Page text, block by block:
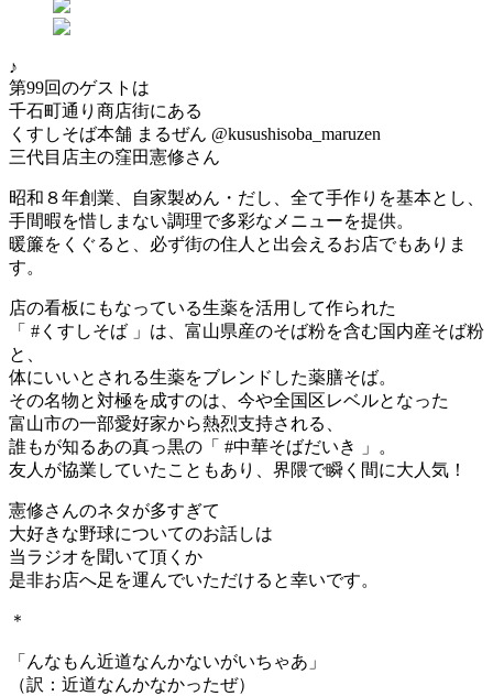
♪
第99回のゲストは
千石町通り商店街にある
くすしそば本舗 まるぜん @kusushisoba_maruzen
三代目店主の窪田憲修さん
昭和８年創業、自家製めん・だし、全て手作りを基本とし、
手間暇を惜しまない調理で多彩なメニューを提供。
暖簾をくぐると、必ず街の住人と出会えるお店でもありま
す。
店の看板にもなっている生薬を活用して作られた
「 #くすしそば 」は、富山県産のそば粉を含む国内産そば粉
と、
体にいいとされる生薬をブレンドした薬膳そば。
その名物と対極を成すのは、今や全国区レベルとなった
富山市の一部愛好家から熱烈支持される、
誰もが知るあの真っ黒の「 #中華そばだいき 」。
友人が協業していたこともあり、界隈で瞬く間に大人気！
憲修さんのネタが多すぎて
大好きな野球についてのお話しは
当ラジオを聞いて頂くか
是非お店へ足を運んでいただけると幸いです。
＊
「んなもん近道なんかないがいちゃあ」
（訳：近道なんかなかったぜ）